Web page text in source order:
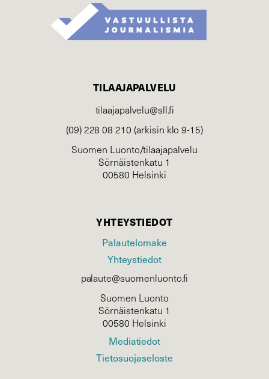
TILAAJAPALVELU
tilaajapalvelu@sll.fi
(09) 228 08 210 (arkisin klo 9-15)
Suomen Luonto/tilaajapalvelu
Sörnäistenkatu 1
00580 Helsinki
YHTEYSTIEDOT
Palautelomake
Yhteystiedot
palaute@suomenluonto.fi
Suomen Luonto
Sörnäistenkatu 1
00580 Helsinki
Mediatiedot
Tietosuojaseloste